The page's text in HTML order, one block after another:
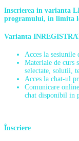
Inscrierea in varianta
programului, in limita
Varianta
Acces la sesiunile
Materiale de curs
selectate, solutii,
Acces la chat-ul
Comunicare
chat disponibil in
Înscriere